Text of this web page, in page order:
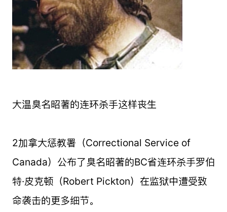
大温臭名昭著的连环杀手这样丧生
2加拿大惩教署（Correctional Service of
Canada）公布了臭名昭著的BC省连环杀手罗伯
特·皮克顿（Robert Pickton）在监狱中遭受致
命袭击的更多细节。